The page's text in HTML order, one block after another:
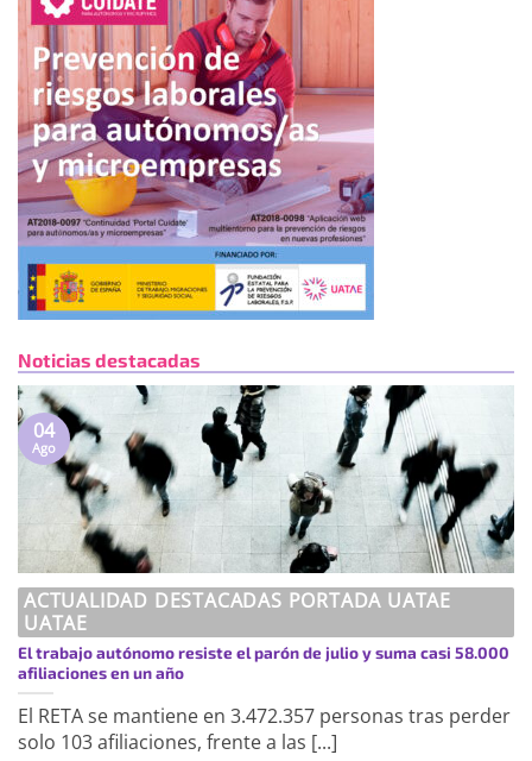
Noticias destacadas
ACTUALIDAD DESTACADAS PORTADA UATAE
UATAE
El trabajo autónomo resiste el parón de julio y suma casi 58.000
afiliaciones en un año
El RETA se mantiene en 3.472.357 personas tras perder
solo 103 afiliaciones, frente a las [...]
04
Ago